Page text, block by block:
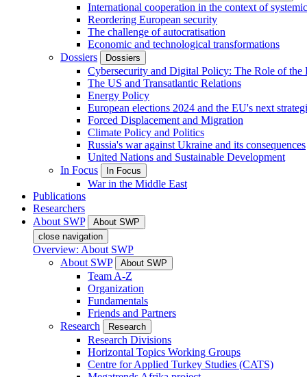
International cooperation in the context of
Reordering European security
The challenge of autocratisation
Economic and technological transformations
Dossiers
Dossiers
Cybersecurity and Digital Policy: The Role of
The US and Transatlantic Relations
Energy Policy
European elections 2024 and the EU's next
Forced Displacement and Migration
Climate Policy and Politics
Russia's war against Ukraine and its consequences
United Nations and Sustainable Development
In Focus
In Focus
War in the Middle East
Publications
Researchers
About SWP
About SWP
close navigation
Overview: About SWP
About SWP
About SWP
Team A-Z
Organization
Fundamentals
Friends and Partners
Research
Research
Research Divisions
Horizontal Topics Working Groups
Centre for Applied Turkey Studies (CATS)